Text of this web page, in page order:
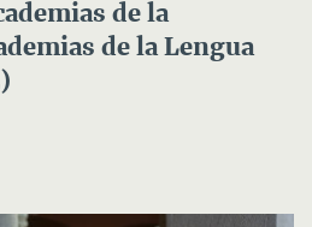
de la
de la Lengua